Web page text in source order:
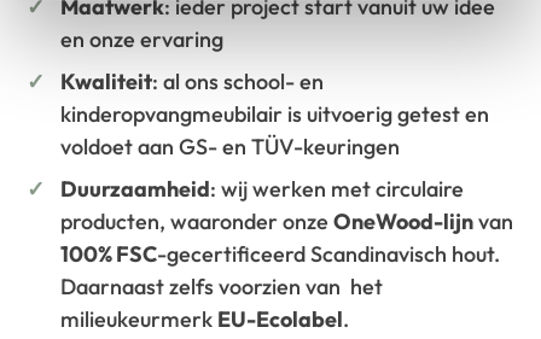
Maatwerk: ieder project start vanuit uw idee
en onze ervaring
Kwaliteit: al ons school- en
kinderopvangmeubilair is uitvoerig getest en
voldoet aan GS- en TÜV-keuringen
Duurzaamheid: wij werken met circulaire
producten, waaronder onzeOneWood-lijnvan
100% FSC-gecertificeerd Scandinavisch hout.
Daarnaast zelfs voorzien van het
milieukeurmerk EU-Ecolabel.